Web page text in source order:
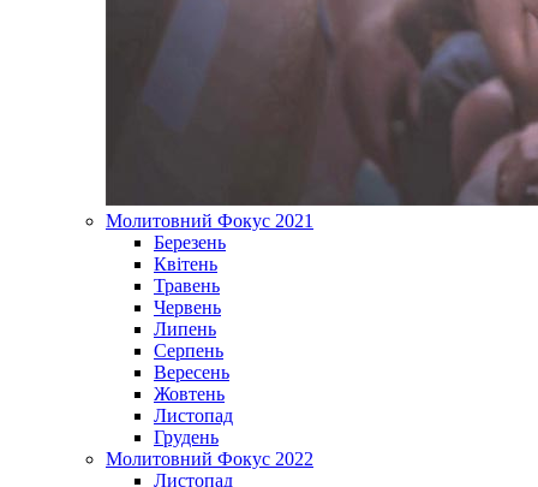
Молитовний Фокус 2021
Березень
Квітень
Травень
Червень
Липень
Серпень
Вересень
Жовтень
Листопад
Грудень
Молитовний Фокус 2022
Листопад